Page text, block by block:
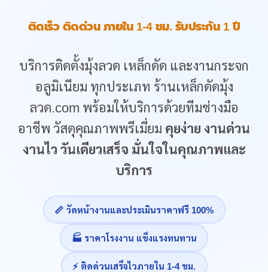
ติดเร็ว ติดด่วน ภายใน 1-4 ชม. รับประกัน 1 ปี
บริการติดตั้งมุ้งลวด เหล็กดัด และงานกระจก
อลูมิเนียม ทุกประเภท ร้านเหล็กดัดมุ้ง
ลวด.com พร้อมให้บริการด้วยทีมช่างมือ
อาชีพ วัสดุคุณภาพพรีเมี่ยม คุยง่าย งานด่วน
งานไว วันเดียวเสร็จ มั่นใจในคุณภาพและ
บริการ
📏 วัดหน้างานและประเมินราคาฟรี 100%
🏭 ราคาโรงงาน แข็งแรงทนทาน
⚡ ติดด่วนเสร็จไวภายใน 1-4 ชม.